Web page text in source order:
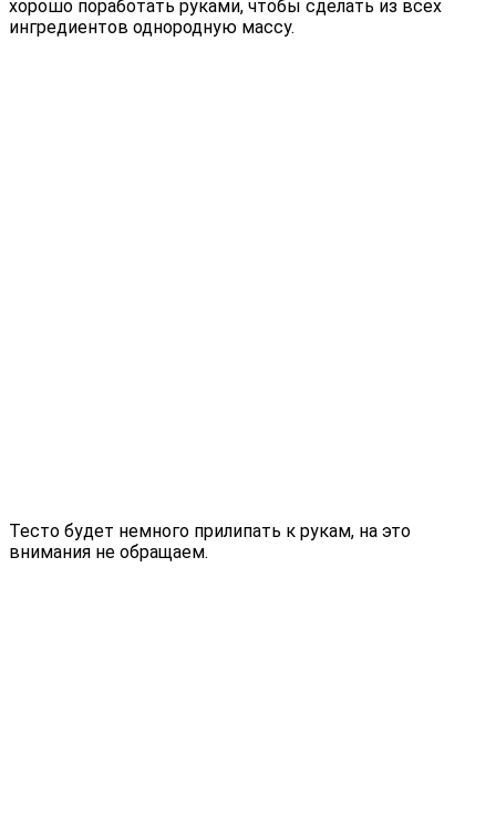
хорошо поработать руками, чтобы сделать из всех
ингредиентов однородную массу.
Тесто будет немного прилипать к рукам, на это
внимания не обращаем.